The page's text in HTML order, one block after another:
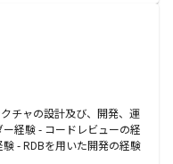
チャの設計及び、開発、運
経験 - コードレビューの経
- RDBを用いた開発の経験